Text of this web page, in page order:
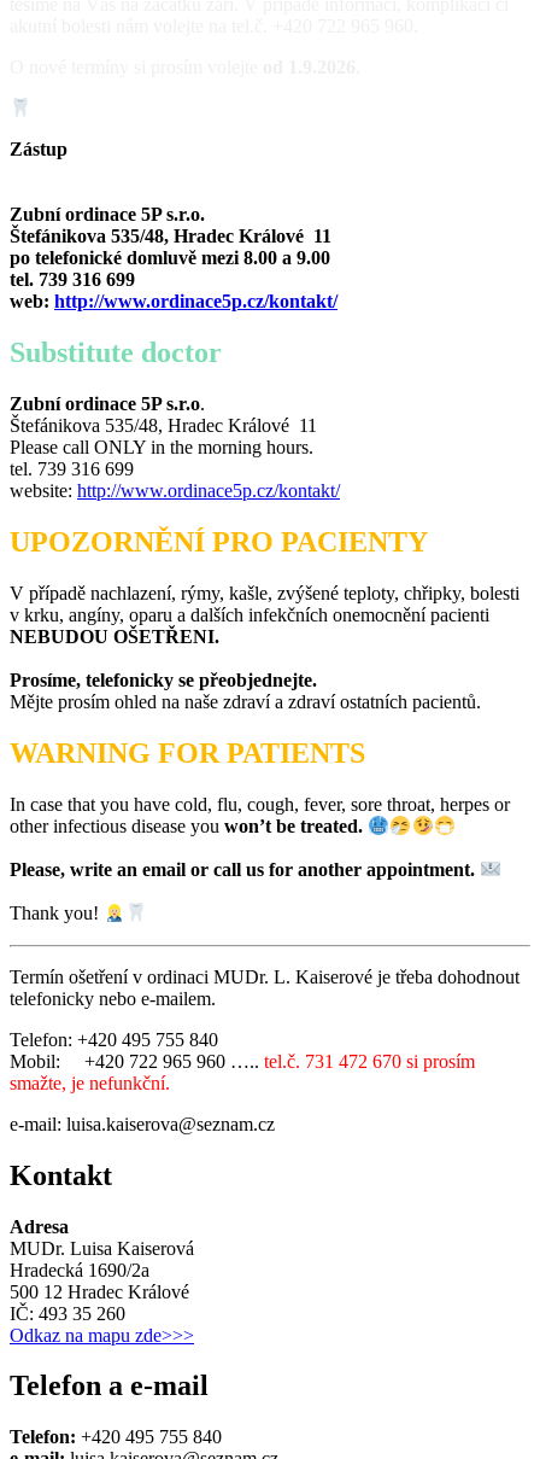
Zástup
Zubní ordinace 5P s.r.o.
Štefánikova 535/48, Hradec Králové 11
po telefonické domluvě mezi 8.00 a 9.00
tel. 739 316 699
web: http://www.ordinace5p.cz/kontakt/
Substitute doctor
Zubní ordinace 5P s.r.o.
Štefánikova 535/48, Hradec Králové 11
Please call ONLY in the morning hours.
tel. 739 316 699
website: http://www.ordinace5p.cz/kontakt/
UPOZORNĚNÍ PRO PACIENTY
V případě nachlazení, rýmy, kašle, zvýšené teploty, chřipky, bolesti
v krku, angíny, oparu a dalších infekčních onemocnění pacienti
NEBUDOU OŠETŘENI.
Prosíme, telefonicky se přeobjednejte.
Mějte prosím ohled na naše zdraví a zdraví ostatních pacientů.
WARNING FOR PATIENTS
In case that you have cold, flu, cough, fever, sore throat, herpes or
other infectious disease you won’t be treated.
Please, write an email or call us for another appointment.
Thank you!
Termín ošetření v ordinaci MUDr. L. Kaiserové je třeba dohodnout
telefonicky nebo e-mailem.
Telefon: +420 495 755 840
Mobil: +420 722 965 960 ….. tel.č. 731 472 670 si prosím
smažte, je nefunkční.
e-mail: luisa.kaiserova@seznam.cz
Kontakt
Adresa
MUDr. Luisa Kaiserová
Hradecká 1690/2a
500 12 Hradec Králové
IČ: 493 35 260
Odkaz na mapu zde>>>
Telefon a e-mail
Telefon: +420 495 755 840